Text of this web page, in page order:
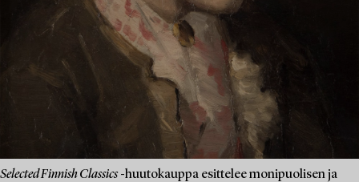
Selected Finnish Classics-huutokauppa esittelee monipuolisen ja